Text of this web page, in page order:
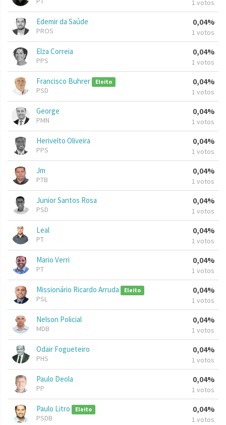
1 votos
Edemir da Saúde
PROS
0,04%
1 votos
Elza Correia
PPS
0,04%
1 votos
Francisco Buhrer Eleito
PSD
0,04%
1 votos
George
PMN
0,04%
1 votos
Herivelto Oliveira
PPS
0,04%
1 votos
Jm
PTB
0,04%
1 votos
Junior Santos Rosa
PSD
0,04%
1 votos
Leal
PT
0,04%
1 votos
Mario Verri
PT
0,04%
1 votos
Missionário Ricardo Arruda Eleito
PSL
0,04%
1 votos
Nelson Policial
MDB
0,04%
1 votos
Odair Fogueteiro
PHS
0,04%
1 votos
Paulo Deola
PP
0,04%
1 votos
Paulo Litro Eleito
PSDB
0,04%
1 votos